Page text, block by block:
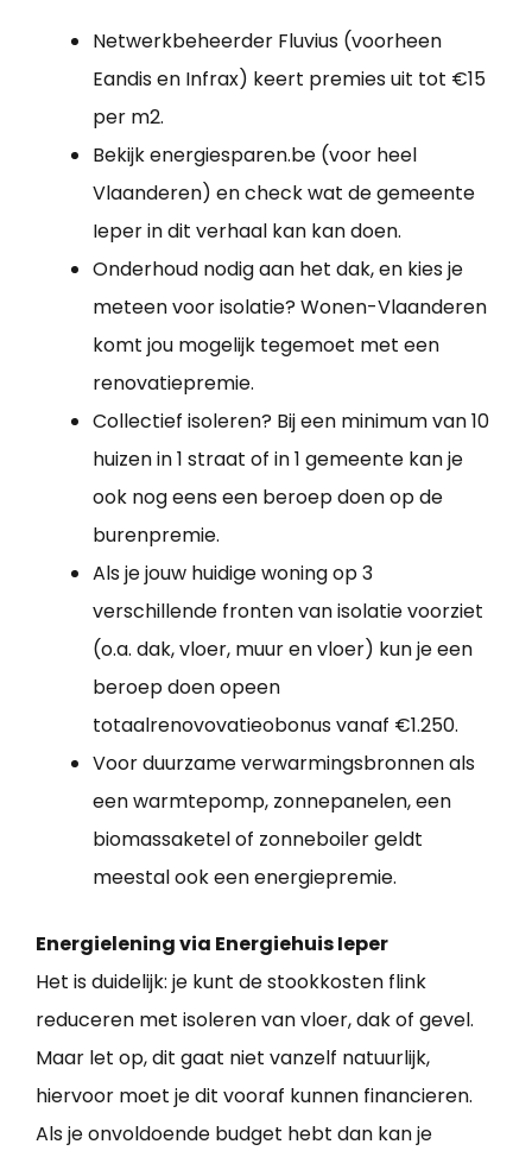
Netwerkbeheerder Fluvius (voorheen
Eandis en Infrax) keert premies uit tot €15
per m2.
Bekijk energiesparen.be (voor heel
Vlaanderen) en check wat de gemeente
Ieper in dit verhaal kan kan doen.
Onderhoud nodig aan het dak, en kies je
meteen voor isolatie? Wonen-Vlaanderen
komt jou mogelijk tegemoet met een
renovatiepremie.
Collectief isoleren? Bij een minimum van 10
huizen in 1 straat of in 1 gemeente kan je
ook nog eens een beroep doen op de
burenpremie.
Als je jouw huidige woning op 3
verschillende fronten van isolatie voorziet
(o.a. dak, vloer, muur en vloer) kun je een
beroep doen opeen
totaalrenovovatieobonus vanaf €1.250.
Voor duurzame verwarmingsbronnen als
een warmtepomp, zonnepanelen, een
biomassaketel of zonneboiler geldt
meestal ook een energiepremie.
Energielening via Energiehuis Ieper
Het is duidelijk: je kunt de stookkosten flink
reduceren met isoleren van vloer, dak of gevel.
Maar let op, dit gaat niet vanzelf natuurlijk,
hiervoor moet je dit vooraf kunnen financieren.
Als je onvoldoende budget hebt dan kan je